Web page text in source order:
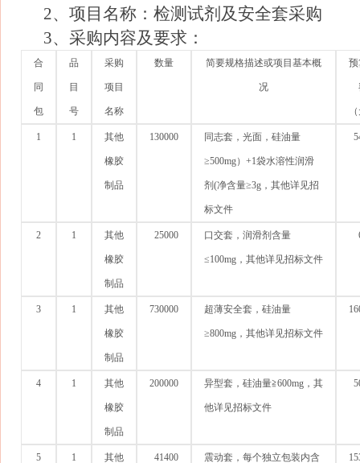
2、项目名称：检测试剂及安全套采购
3、采购内容及要求：
合
同
包
品
目
号
采购
项目
名称
数量 简要规格描述或项目基本概
况
1 1 其他
橡胶
制品
130000 同志套，光面，硅油量
≥500mg）+1袋水溶性润滑
剂(净含量≥3g，其他详见招
标文件
2 1 其他
橡胶
制品
25000 口交套，润滑剂含量
≤100mg，其他详见招标文件
3 1 其他
橡胶
制品
730000 超薄安全套，硅油量
≥800mg，其他详见招标文件
4 1 其他
橡胶
制品
200000 异型套，硅油量≧600mg，其
他详见招标文件
5 1 其他 41400 震动套，每个独立包装内含